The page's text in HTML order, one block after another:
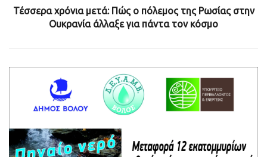
Τέσσερα χρόνια μετά: Πώς ο πόλεμος της Ρωσίας στην
Ουκρανία άλλαξε για πάντα τον κόσμο